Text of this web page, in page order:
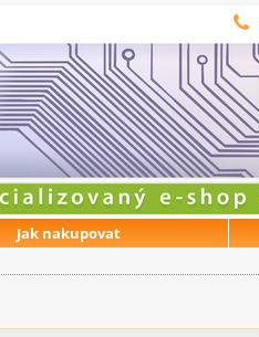
Jak nakupovat